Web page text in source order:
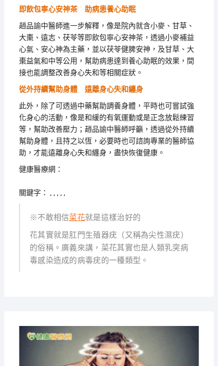
即飲包寧心安神茶 助病患養心助眠
趙品諭中醫師進一步解釋，像是院內就含小麥、甘草、
大棗、遠志、茯苓等即飲包寧心安神茶，透過小麥補益
心氣、安心神為主藥，並以茯苓健脾安神，及甘草、大
棗益氣和中等公用，幫助病患達到養心助眠的效果，間
接也能調整改善身心失和等相關症狀。
從外持續幫助身體 遠離身心失和纏身
此外，除了可透過中藥幫助調養身體，平時也可嘗試強
化身心的活動，像是和緩的有氧運動或是正念放鬆練習
等，幫助改善壓力；趙品諭中醫師呼籲，透過從外持續
幫助身體，且持之以恆，必要時也可諮詢專業的醫師協
助，才能遠離身心失和纏身，盡快恢復健康。
健康醫療網：
關鍵字： , , , , ,
※不敢相信菜花就是這樣治好的
花其實就是肛門生殖器疣（又稱為尖性濕疣）
的俗稱。廣義來講，菜花其實也是人類乳突病
毒感染造成的病毒疣的一種類型。